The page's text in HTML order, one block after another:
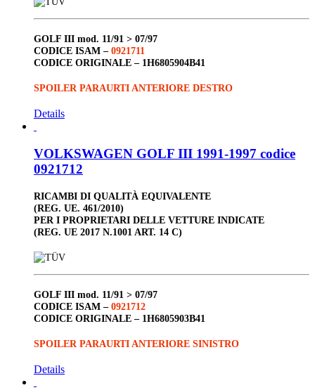
GOLF III mod. 11/91 > 07/97
CODICE ISAM – 0921711
CODICE ORIGINALE – 1H6805904B41
SPOILER PARAURTI ANTERIORE DESTRO
Details
VOLKSWAGEN GOLF III 1991-1997 codice
0921712
RICAMBI DI QUALITÀ EQUIVALENTE
(REG. UE. 461/2010)
PER I PROPRIETARI DELLE VETTURE INDICATE
(REG. UE 2017 N.1001 ART. 14 C)
GOLF III mod. 11/91 > 07/97
CODICE ISAM – 0921712
CODICE ORIGINALE – 1H6805903B41
SPOILER PARAURTI ANTERIORE SINISTRO
Details